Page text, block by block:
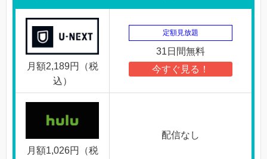
月額2,189円（税
込）
定額見放題
31日間無料
今すぐ見る！
月額1,026円（税
配信なし